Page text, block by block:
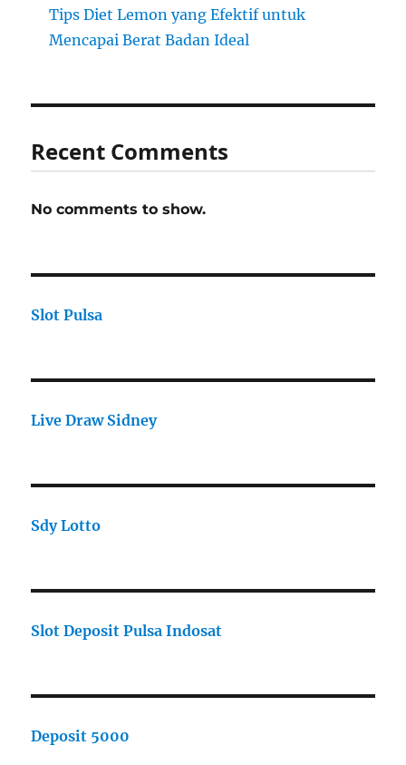
Tips Diet Lemon yang Efektif untuk
Mencapai Berat Badan Ideal
Recent Comments
No comments to show.
Slot Pulsa
Live Draw Sidney
Sdy Lotto
Slot Deposit Pulsa Indosat
Deposit 5000